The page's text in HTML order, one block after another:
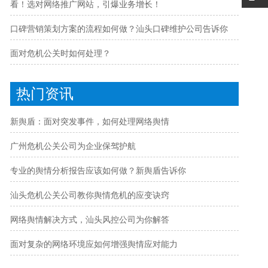
看！选对网络推广网站，引爆业务增长！
口碑营销策划方案的流程如何做？汕头口碑维护公司告诉你
面对危机公关时如何处理？
热门资讯
新舆盾：面对突发事件，如何处理网络舆情
广州危机公关公司为企业保驾护航
专业的舆情分析报告应该如何做？新舆盾告诉你
汕头危机公关公司教你舆情危机的应变诀窍
网络舆情解决方式，汕头风控公司为你解答
面对复杂的网络环境应如何增强舆情应对能力